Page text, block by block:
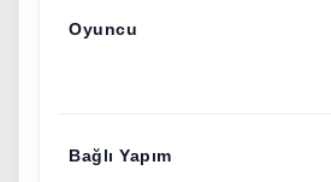
Oyuncu
Bağlı Yapım